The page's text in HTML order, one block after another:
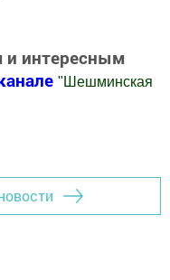
интересным
" Шешминская